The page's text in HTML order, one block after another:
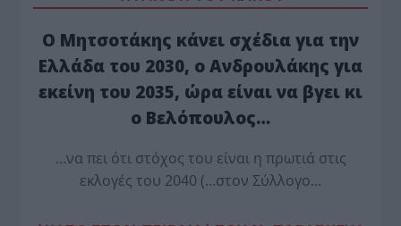
Ο Μητσοτάκης κάνει σχέδια για την
Ελλάδα του 2030, ο Ανδρουλάκης για
εκείνη του 2035, ώρα είναι να βγει κι
ο Βελόπουλος…
…να πει ότι στόχος του είναι η πρωτιά στις
εκλογές του 2040 (…στον Σύλλογο…